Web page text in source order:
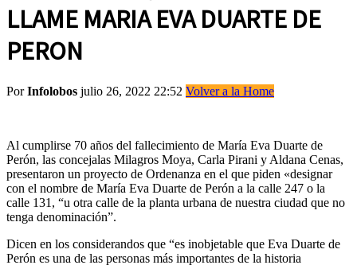
LLAME MARIA EVA DUARTE DE
PERON
PorInfolobos julio 26, 2022 22:52 Volver a la Home
Al cumplirse 70 años del fallecimiento de María Eva Duarte de
Perón, las concejalas Milagros Moya, Carla Pirani y Aldana Cenas,
presentaron un proyecto de Ordenanza en el que piden «designar
con el nombre de María Eva Duarte de Perón a la calle 247 o la
calle 131, “u otra calle de la planta urbana de nuestra ciudad que no
tenga denominación”.
Dicen en los considerandos que “es inobjetable que Eva Duarte de
Perón es una de las personas más importantes de la historia